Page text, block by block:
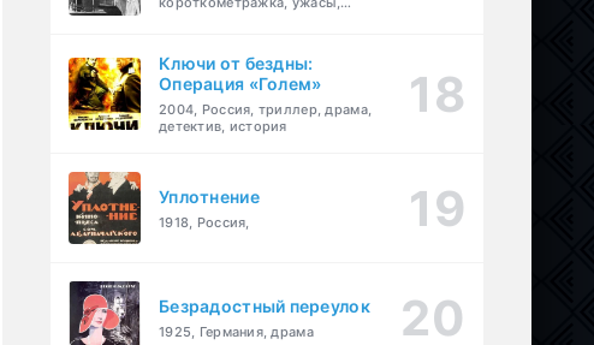
Ключи от бездны:
Операция «Голем»
2004, Россия, триллер, драма,
детектив, история
Уплотнение
1918, Россия,
Безрадостный переулок
1925, Германия, драма